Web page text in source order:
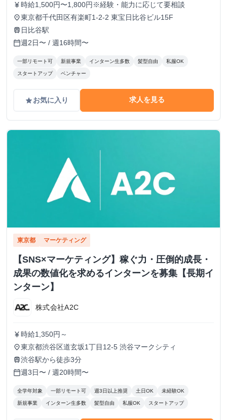
currency_yen 時給1,500円〜1,800円※経験・能力に応じて要相談
place東京都千代田区有楽町1-2-2 東宝日比谷ビル15F
train 日比谷駅
calendar_today週2日〜 / 週16時間〜
一部リモート可 新規事業 インターン生多数 髪型自由 私服OK
スタートアップ ベンチャー
gradeお気に入り 求人を見る
東京都 マーケティング
【SNS×マーケティング】稼ぐ力・圧倒的成長・
成果の数値化を求めるインターンを募集【長期イ
ンターン】
株式会社A2C
currency_yen 時給1,350円～
place東京都渋谷区道玄坂1丁目12-5 渋谷マークシティ
train渋谷駅から徒歩3分
calendar_today週3日〜 / 週20時間〜
全学年対象 一部リモート可 週3日以上推奨 土日OK 未経験OK
新規事業 インターン生多数 髪型自由 私服OK スタートアップ